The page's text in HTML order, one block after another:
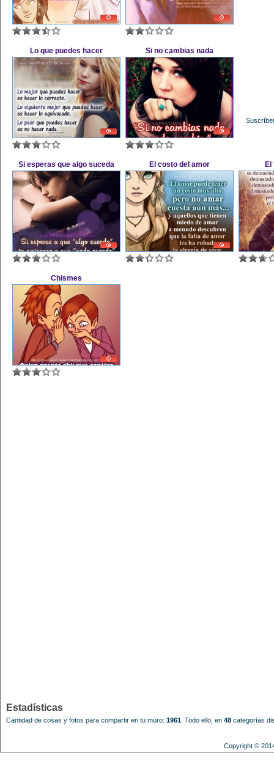
Lo que puedes hacer Si no cambias nada
Si esperas que algo suceda El costo del amor
Chismes
Estadísticas
Cantidad de cosas y fotos para compartir en tu muro: 1961 Todo ello, en 48 categorías
Copyright ©